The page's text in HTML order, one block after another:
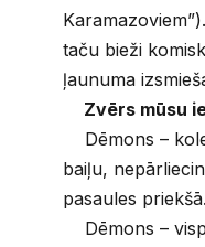
taču bieži
ļaunuma
Zvērs mūsu
Dēmons –
baiļu,
pasaules priekšā.
Dēmons –